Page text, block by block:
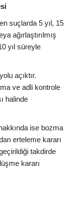
suçlarda 5 yıl, 15
ağırlaştırılmış
yıl süreyle
açıktır.
ve adli kontrole
halinde
ise bozma
erteleme kararı
takdirde
kararı